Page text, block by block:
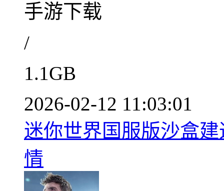
手游下载
/
1.1GB
2026-02-12 11:03:01
迷你世界国服版沙盒
情